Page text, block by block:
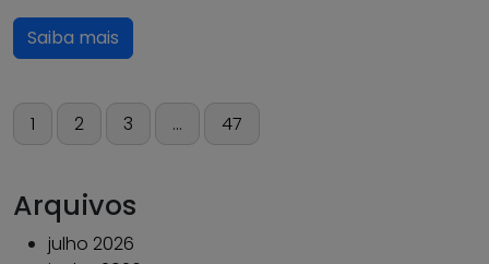
Saiba mais
Paginação
posts
1 2 3 … 47
Arquivos
julho 2026